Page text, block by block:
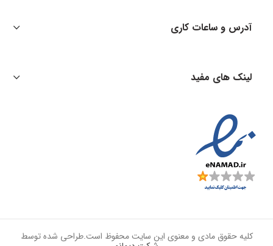
آدرس و ساعات کاری
لینک های مفید
کلیه حقوق مادی و معنوی این سایت محفوظ است.طراحی شده توسط